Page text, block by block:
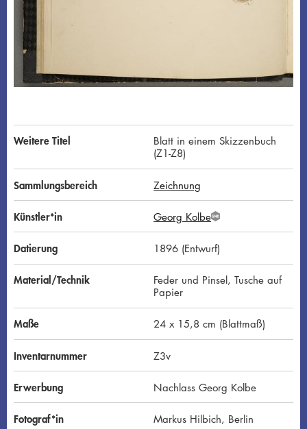
Weitere Titel
Blatt in einem Skizzenbuch
(Z1-Z8)
Sammlungsbereich Zeichnung
Künstler*in Georg KolbeG
N
D
Datierung 1896 (Entwurf)
Material/Technik
Feder und Pinsel, Tusche auf
Papier
Maße 24 x 15,8 cm (Blattmaß)
Inventarnummer Z3v
Erwerbung Nachlass Georg Kolbe
Fotograf*in Markus Hilbich, Berlin